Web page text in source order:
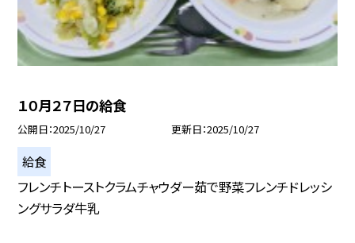
１０月２７日の給食
公開日 2025/10/27 更新日 2025/10/27
給食
フレンチトーストクラムチャウダー茹で野菜フレンチドレッシ
ングサラダ牛乳